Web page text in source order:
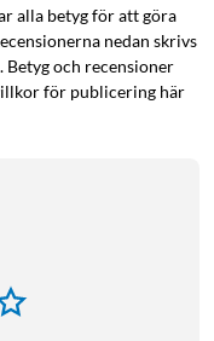
alla betyg för att göra
nedan skrivs
Betyg och recensioner
för publicering här